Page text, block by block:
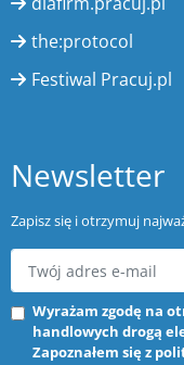
the:protocol
Festiwal Pracuj.pl
Newsletter
Zapisz się i otrzymuj
Wyrażam zgodę na
handlowych drogą
Zapoznałem się z